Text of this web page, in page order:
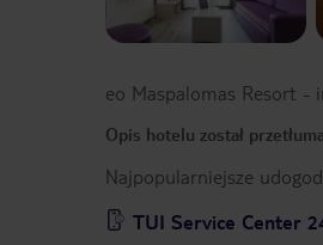
eo Maspalomas Resort -
Opis hotelu został
Najpopularniejsze
TUI Service Center